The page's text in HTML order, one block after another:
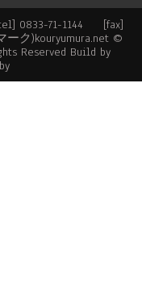
0833-71-1144 [fax]
ク)kouryumura.net ©
Reserved Build by